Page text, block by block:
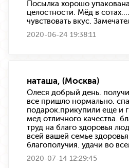
Посылка хорошо
целостности. Мёд в
чувствовать вкус.
2020-06-24 19:38:11
наташа, (Москва)
Олеся добрый день.
все пришло нормально.
подарок.прикупили еще и
мед отличного качества.
труд на благо здоровья
всей вашей семье
благополучия. удачи во
2020-07-14 12:29:45